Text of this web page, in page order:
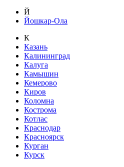
Й
Йошкар-Ола
К
Казань
Калининград
Калуга
Камышин
Кемерово
Киров
Коломна
Кострома
Котлас
Краснодар
Красноярск
Курган
Курск